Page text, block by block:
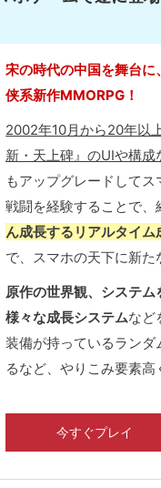
宋の時代の中国を舞台
侠系新作MMORPG！
2002年10月から20年以
新・天上碑』のUIや構成
もアップグレードして
戦闘を経験することで、
ん成長するリアルタイ
で、スマホの天下に新た
原作の世界観、システ
様々な成長システムなど
装備が持っているラン
るなど、やりこみ要素高
今すぐプレイ